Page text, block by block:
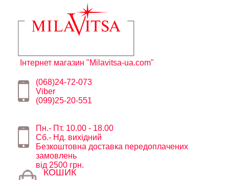
Інтернет магазин "Milavitsa-ua.com"
(068)24-72-073
Viber
(099)25-20-551
Пн.- Пт. 10.00 - 18.00
Сб.- Нд. вихідний
Безкоштовна доставка передоплачених
замовлень
від 2500 грн.
КОШИК